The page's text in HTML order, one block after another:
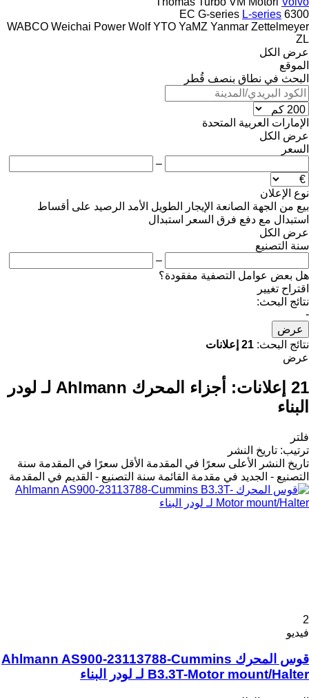
6300
EC G-series L-series
WABCO Weichai Power Wolf YTO YaMZ Yanmar Zettelmeyer
ZL
عرض الكل
الموقع
البحث في نطاق بنصف قُطر
الإمارات العربية المتحدة
عرض الكل
السعر
–
نوع الإعلان
بيع من الجهة الصانعة الإيجار الطويل الأمد الرصيد على أقساط
استبدال مع دفع فرق السعر
استبدال
عرض الكل
سنة التصنيع
–
هل بعض عوامل التصفية مفقودة؟
اقتراح تغيير
نتائج البحث:
-
عرض
نتائج البحث: 21 إعلانات
عرض
21 إعلانات:
أجزاء المحرك Ahlmann لـ لودر
البناء
فلتر
ترتيب: تاريخ النشر
تاريخ النشر
الأعلى سعرًا في المقدمة الأقل سعرًا في المقدمة سنة
التصنيع - الجديد في مقدمة القائمة سنة التصنيع - القديم في المقدمة
2
فيديو
قوس المحرك Ahlmann AS900-23113788-Cummins
B3.3T-Motor mount/Halter لـ لودر البناء